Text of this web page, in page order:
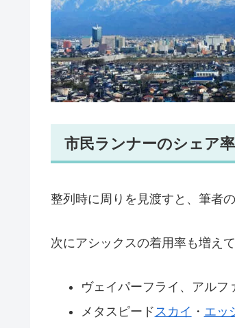
市民ランナーのシェア
整列時に周りを見渡すと、筆者
次にアシックスの着用率も増え
ヴェイパーフライ、アルフ
メタスピード スカイ ・ エッ